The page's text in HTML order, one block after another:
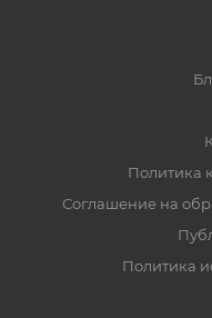
Политика
Соглашение на
Политика